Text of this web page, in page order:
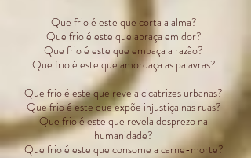
Que frio é este que corta a alma?
Que frio é este que abraça em dor?
Que frio é este que embaça a razão?
Que frio é este que amordaça as palavras?
Que frio é este que revela cicatrizes urbanas?
Que frio é este que expõe injustiça nas ruas?
Que frio é este que revela desprezo na
humanidade?
Que frio é este que consome a carne-morte?